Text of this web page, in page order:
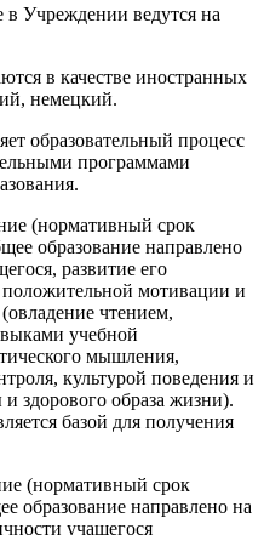
Учреждении ведутся на
в качестве иностранных
немецкий.
образовательный процесс
программами
(нормативный срок
образование направлено
развитие его
мотивации и
чтением,
учебной
мышления,
культурой поведения и
здорового образа жизни).
базой для получения
(нормативный срок
образование направлено на
учащегося